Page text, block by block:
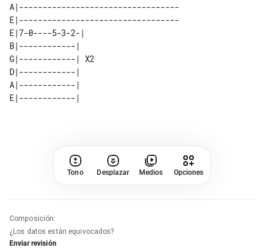
A|----------------------------------
E|----------------------------------
E|7-0----5-3-2-|
B|------------|
G|------------| X2
D|------------|
A|------------|
Tono Desplazar Medios Opciones
Composición:
¿Los datos están equivocados?
Enviar revisión